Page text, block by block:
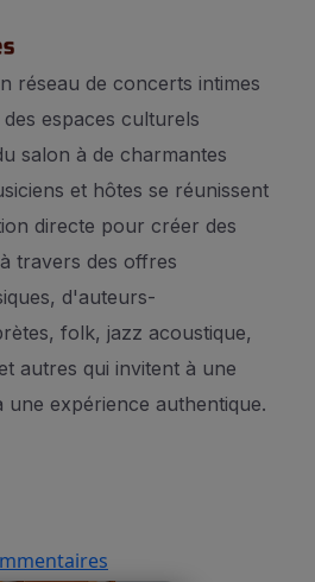
réseau de concerts intimes
espaces culturels
salon à de charmantes
et hôtes se réunissent
directe pour créer des
travers des offres
d'auteurs-
folk, jazz acoustique,
autres qui invitent à une
une expérience authentique.